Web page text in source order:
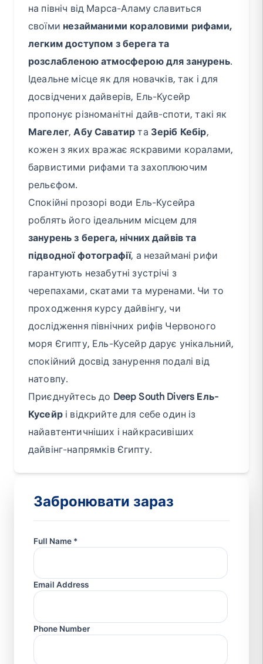
на північ від Марса-Аламу славиться
своїми незайманими кораловими рифами,
легким доступом з берега та
розслабленою атмосферою для занурень.
Ідеальне місце як для новачків, так і для
досвідчених дайверів, Ель-Кусейр
пропонує різноманітні дайв-споти, такі як
Магелег,Абу Саватир та Зеріб Кебір,
кожен з яких вражає яскравими коралами,
барвистими рифами та захоплюючим
рельєфом.
Спокійні прозорі води Ель-Кусейра
роблять його ідеальним місцем для
занурень з берега, нічних дайвів та
підводної фотографії, а незаймані рифи
гарантують незабутні зустрічі з
черепахами, скатами та муренами. Чи то
проходження курсу дайвінгу, чи
дослідження північних рифів Червоного
моря Єгипту, Ель-Кусейр дарує унікальний,
спокійний досвід занурення подалі від
натовпу.
Приєднуйтесь до Deep South Divers Ель-
Кусейрі відкрийте для себе один із
найавтентичніших і найкрасивіших
дайвінг-напрямків Єгипту.
Забронювати зараз
Full Name *
Email Address
Phone Number